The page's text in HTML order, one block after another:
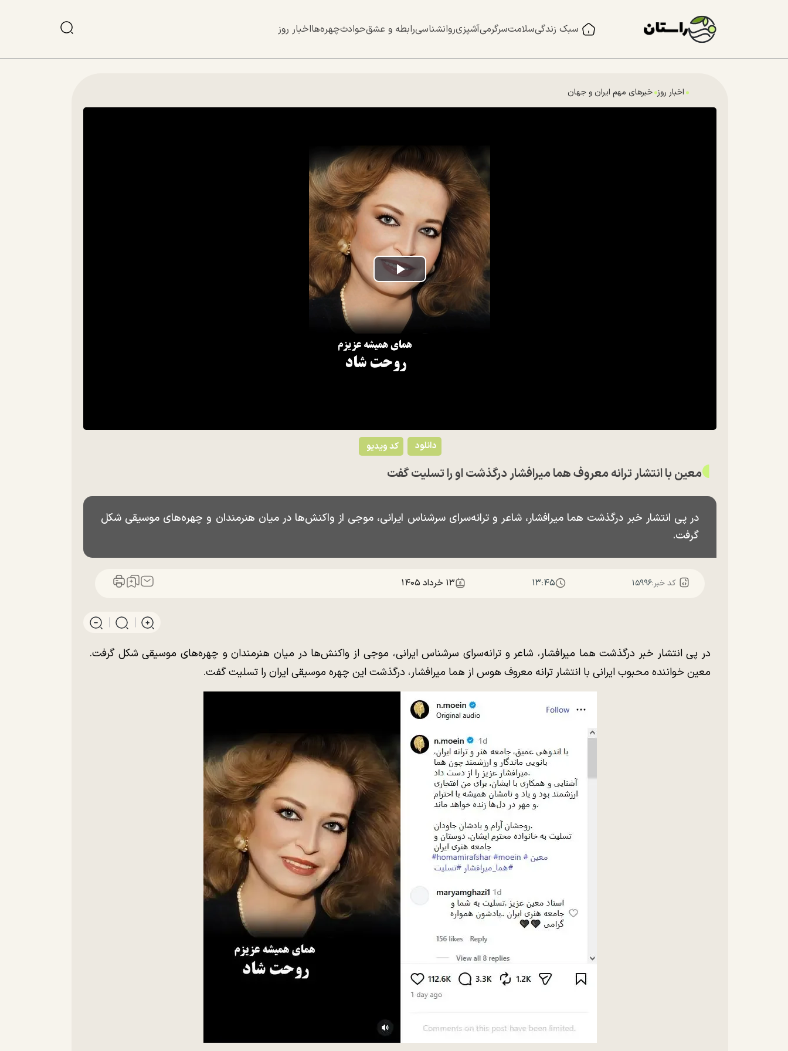
سبک زندگیسلامتسرگرمیآشپزیروانشناسیرابطه و عشقحوادثچهره‌هااخبار روز
اخبار روز خبرهای مهم ایران و جهان
Play
Video
کد ویدیو دانلود
معین با انتشار ترانه معروف هما میرافشار درگذشت او را تسلیت گفت
در پی انتشار خبر درگذشت هما میرافشار، شاعر و ترانه‌سرای سرشناس ایرانی، موجی از واکنش‌ها در میان هنرمندان و چهره‌های موسیقی شکل
گرفت.
کد خبر:۱۵۹۹۶ ۱۳:۴۵ ۱۳ خرداد ۱۴۰۵
در پی انتشار خبر درگذشت هما میرافشار، شاعر و ترانه‌سرای سرشناس ایرانی، موجی از واکنش‌ها در میان هنرمندان و چهره‌های موسیقی شکل گرفت.
معین خواننده محبوب ایرانی با انتشار ترانه معروف هوس از هما میرافشار، درگذشت این چهره موسیقی ایران را تسلیت گفت.